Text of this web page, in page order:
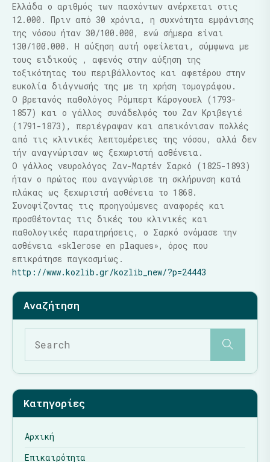
Ελλάδα ο αριθμός των πασχόντων ανέρχεται στις
12.000. Πριν από 30 χρόνια, η συχνότητα εμφάνισης
της νόσου ήταν 30/100.000, ενώ σήμερα είναι
130/100.000. Η αύξηση αυτή οφείλεται, σύμφωνα με
τους ειδικούς , αφενός στην αύξηση της
τοξικότητας του περιβάλλοντος και αφετέρου στην
ευκολία διάγνωσής της με τη χρήση τομογράφου.
Ο βρετανός παθολόγος Ρόμπερτ Κάρσγουελ (1793-
1857) και ο γάλλος συνάδελφός του Ζαν Κριβεγιέ
(1791-1873), περιέγραψαν και απεικόνισαν πολλές
από τις κλινικές λεπτομέρειες της νόσου, αλλά δεν
τήν αναγνώρισαν ως ξεχωριστή ασθένεια.
Ο γάλλος νευρολόγος Ζαν-Μαρτέν Σαρκό (1825-1893)
ήταν ο πρώτος που αναγνώρισε τη σκλήρυνση κατά
πλάκας ως ξεχωριστή ασθένεια το 1868.
Συνοψίζοντας τις προηγούμενες αναφορές και
προσθέτοντας τις δικές του κλινικές και
παθολογικές παρατηρήσεις, ο Σαρκό ονόμασε την
ασθένεια «sklerose en plaques», όρος που
επικράτησε παγκοσμίως.
http://www.kozlib.gr/kozlib_new/?p=24443
Κατηγορίες
Αρχική
Επικαιρότητα